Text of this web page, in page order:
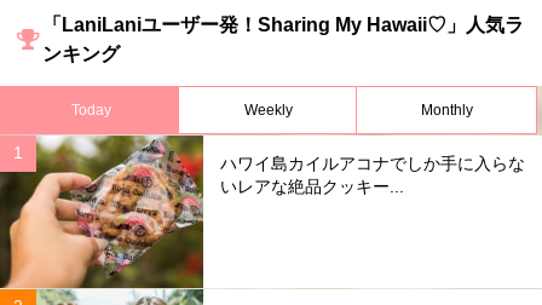
「LaniLaniユーザー発！Sharing My Hawaii♡」人気ラ
ンキング
Today Weekly Monthly
ハワイ島カイルアコナでしか手に入らな
いレアな絶品クッキー...